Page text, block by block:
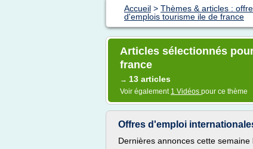
Accueil > Thèmes & articles :
d'emplois tourisme ile de france
Articles sélectionnés
france
→ 13 articles
Voir également 1 Vidéos pour ce thème
Offres d'emploi
Dernières annonces cette